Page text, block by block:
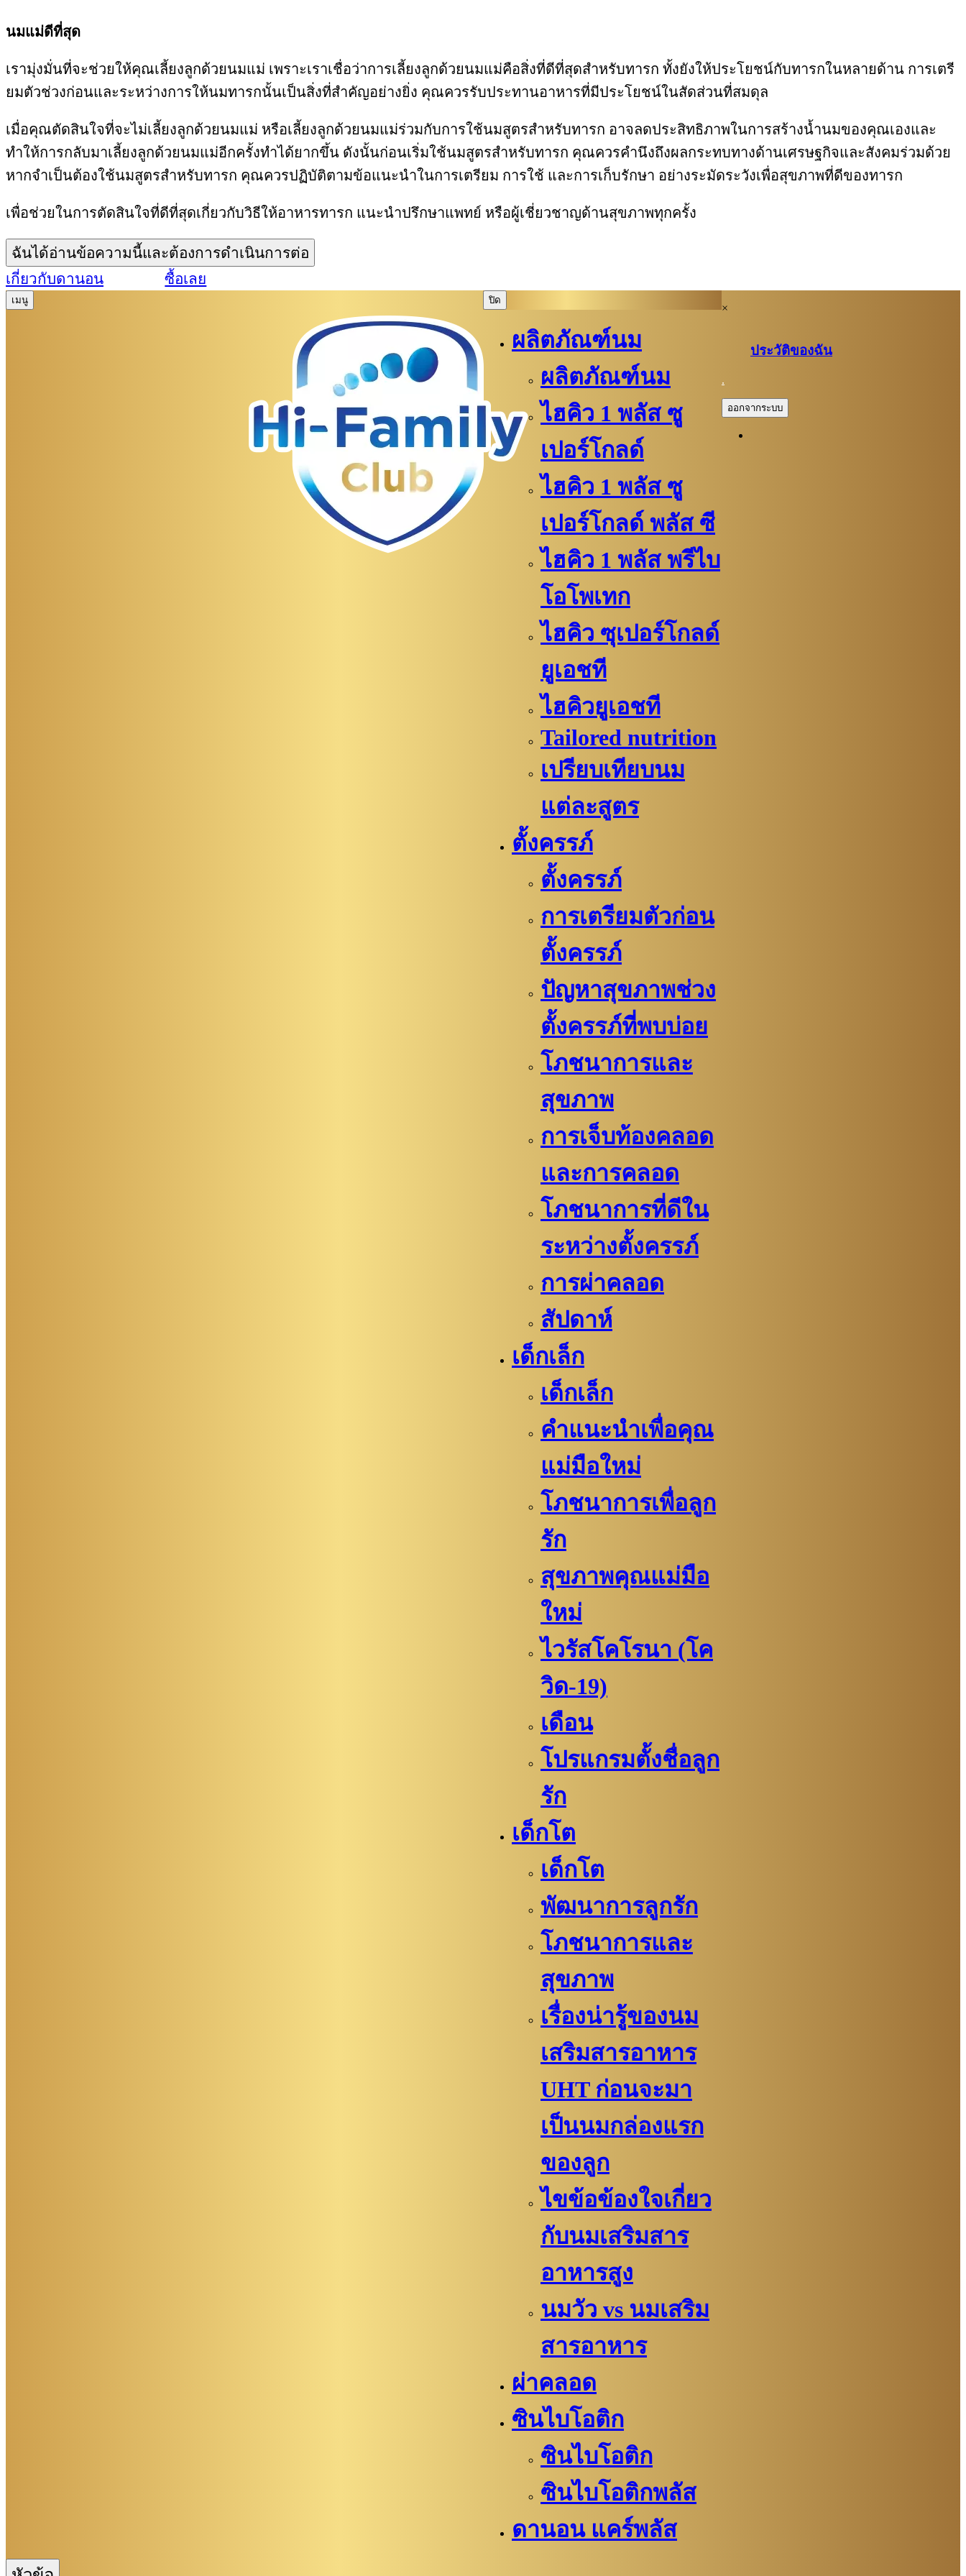
นมแม่ดีที่สุด
เรามุ่งมั่นที่จะช่วยให้คุณเลี้ยงลูกด้วยนมแม่ เพราะเราเชื่อว่าการเลี้ยงลูกด้วยนมแม่คือสิ่งที่ดีที่สุดสำหรับทารก ทั้งยังให้ประโยชน์กับทารกในหลายด้าน การเตรี
ยมตัวช่วงก่อนและระหว่างการให้นมทารกนั้นเป็นสิ่งที่สำคัญอย่างยิ่ง คุณควรรับประทานอาหารที่มีประโยชน์ในสัดส่วนที่สมดุล
เมื่อคุณตัดสินใจที่จะไม่เลี้ยงลูกด้วยนมแม่ หรือเลี้ยงลูกด้วยนมแม่ร่วมกับการใช้นมสูตรสำหรับทารก อาจลดประสิทธิภาพในการสร้างน้ำนมของคุณเองและ
ทำให้การกลับมาเลี้ยงลูกด้วยนมแม่อีกครั้งทำได้ยากขึ้น ดังนั้นก่อนเริ่มใช้นมสูตรสำหรับทารก คุณควรคำนึงถึงผลกระทบทางด้านเศรษฐกิจและสังคมร่วมด้วย
หากจำเป็นต้องใช้นมสูตรสำหรับทารก คุณควรปฏิบัติตามข้อแนะนำในการเตรียม การใช้ และการเก็บรักษา อย่างระมัดระวังเพื่อสุขภาพที่ดีของทารก
เพื่อช่วยในการตัดสินใจที่ดีที่สุดเกี่ยวกับวิธีให้อาหารทารก แนะนำปรึกษาแพทย์ หรือผู้เชี่ยวชาญด้านสุขภาพทุกครั้ง
ฉันได้อ่านข้อความนี้และต้องการดำเนินการต่อ
เกี่ยวกับดานอน
ซื้อเลย
เมนู ปิด
ผลิตภัณฑ์นม
ผลิตภัณฑ์นม
ไฮคิว 1 พลัส ซู
เปอร์โกลด์
ไฮคิว 1 พลัส ซู
เปอร์โกลด์ พลัส ซี
ไฮคิว​ 1 พลัส พรีไบ
โอโพเทก
ไฮคิว​​ ซุเปอร์โกลด์
ยูเอชที
ไฮคิวยูเอชที
Tailored nutrition
เปรียบเทียบนม
แต่ละสูตร
ตั้งครรภ์
ตั้งครรภ์
การเตรียมตัวก่อน
ตั้งครรภ์​
ปัญหาสุขภาพช่วง
ตั้งครรภ์ที่พบบ่อย
โภชนาการและ
สุขภาพ
การเจ็บท้องคลอด
และการคลอด
โภชนาการที่ดีใน
ระหว่างตั้งครรภ์
การผ่าคลอด
สัปดาห์
เด็กเล็ก
เด็กเล็ก
คำแนะนำเพื่อคุณ
แม่มือใหม่
โภชนาการเพื่อลูก
รัก
สุขภาพคุณแม่มือ
ใหม่
ไวรัสโคโรนา (โค
วิด-19)
เดือน
โปรแกรมตั้งชื่อลูก
รัก
เด็กโต
เด็กโต
พัฒนาการลูกรัก
โภชนาการและ
สุขภาพ
เรื่องน่ารู้ของนม
เสริมสารอาหาร
UHT ก่อนจะมา
เป็นนมกล่องแรก
ของลูก
ไขข้อข้องใจเกี่ยว
กับนมเสริมสาร
อาหารสูง
นมวัว vs นมเสริม
สารอาหาร
ผ่าคลอด
ซินไบโอติก
ซินไบโอติก
ซินไบโอติกพลัส
ดานอน แคร์พลัส
×
ประวัติของฉัน
.
ออกจากระบบ